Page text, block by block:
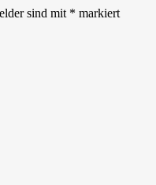
sind mit * markiert